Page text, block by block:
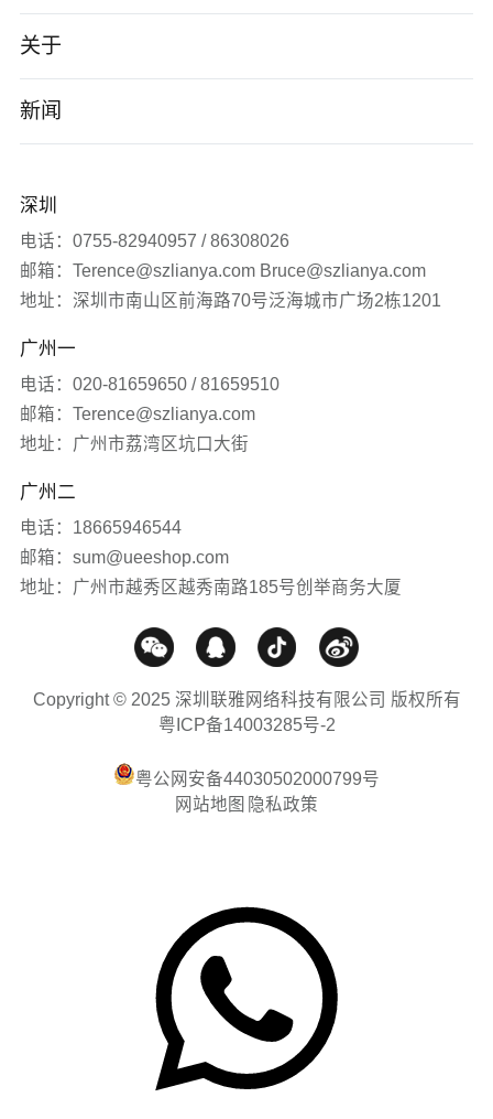
AI应用开发
小程序/App
品牌营销服务
智能制造
电子数码
其他
关于
公司介绍
新闻
签约新闻
联雅观点
常见问题
网站知识
媒体报道
深圳
电话：0755-82940957 / 86308026
邮箱：Terence@szlianya.com Bruce@szlianya.com
地址：深圳市南山区前海路70号泛海城市广场2栋1201
广州一
电话：020-81659650 / 81659510
邮箱：Terence@szlianya.com
地址：广州市荔湾区坑口大街
广州二
电话：18665946544
邮箱：sum@ueeshop.com
地址：广州市越秀区越秀南路185号创举商务大厦
Copyright © 2025 深圳联雅网络科技有限公司 版权所有
粤ICP备14003285号-2
粤公网安备44030502000799号
网站地图 隐私政策